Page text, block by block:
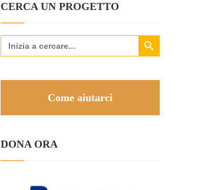
CERCA UN PROGETTO
Search
for:
Search Button
Come aiutarci
DONA ORA